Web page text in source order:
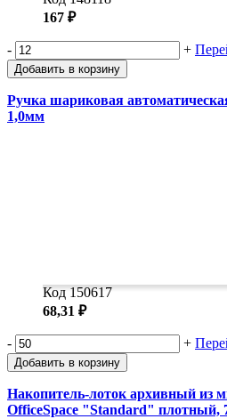
167 ₽
- +
Добавить в корзину
Ручка шариковая
1,0мм
Код 150617
68,31 ₽
- +
Добавить в корзину
Накопитель-лоток архивный из
OfficeSpace "Standard" плотный,